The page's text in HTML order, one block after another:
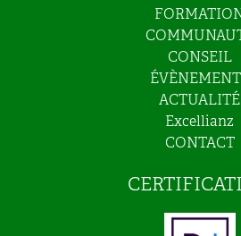
CONSEIL
ACTUALITÉ
Excellianz
CONTACT